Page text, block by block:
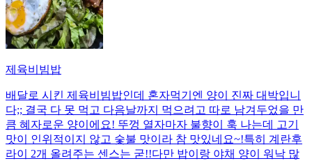
제육비빔밥
배달로 시킨 제육비빔밥인데 혼자먹기엔 양이 진짜 대박입니
다;; 결국 다 못 먹고 다음날까지 먹으려고 따로 남겨두었을 만
큼 혜자로운 양이에요! 뚜껑 열자마자 불향이 훅 나는데 고기
맛이 인위적이지 않고 숯불 맛이라 참 맛있네요~!특히 계란후
라이 2개 올려주는 센스는 굳!! ​다만 밥이랑 야채 양이 워낙 많